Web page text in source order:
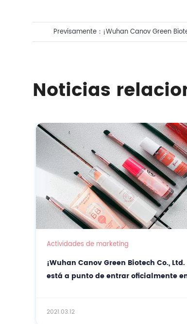
Previsamente： ¡Wuhan Canov Green
Noticias
Actividades de marketing
¡Wuhan Canov Green Biotech Co., Ltd.
está a punto de entrar oficialmente
2021.03.12